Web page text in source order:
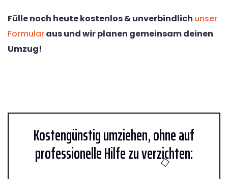
Fülle noch heute kostenlos & unverbindlich unser
Formularaus und wir planen gemeinsam deinen
Umzug!
Kostengünstig umziehen, ohne auf
professionelle Hilfe zu verzichten: